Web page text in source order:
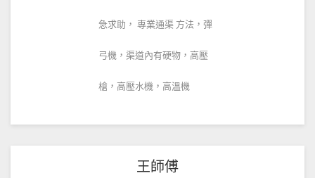
急求助， 專業通渠 方法，彈
弓機，渠道內有硬物，高壓
槍，高壓水機，高溫機
王師傅